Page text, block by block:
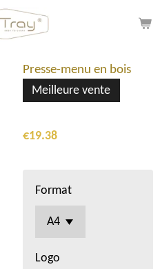
Presse-menu en bois
Meilleure vente
€19.38
Format
Logo